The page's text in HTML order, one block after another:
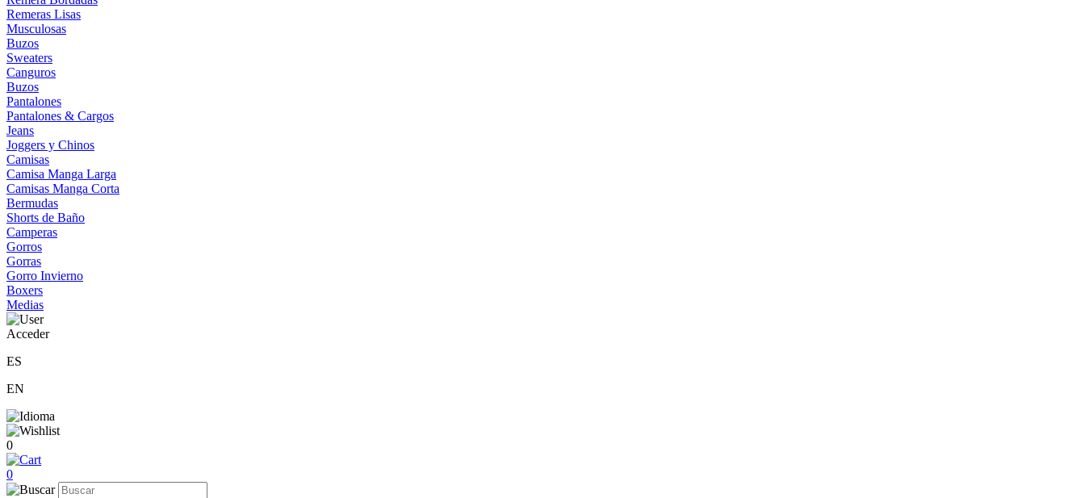
Remeras Lisas
Musculosas
Buzos
Sweaters
Canguros
Buzos
Pantalones
Pantalones & Cargos
Jeans
Joggers y Chinos
Camisas
Camisa Manga Larga
Camisas Manga Corta
Bermudas
Shorts de Baño
Camperas
Gorros
Gorras
Gorro Invierno
Boxers
Medias
Acceder
ES
EN
0
0